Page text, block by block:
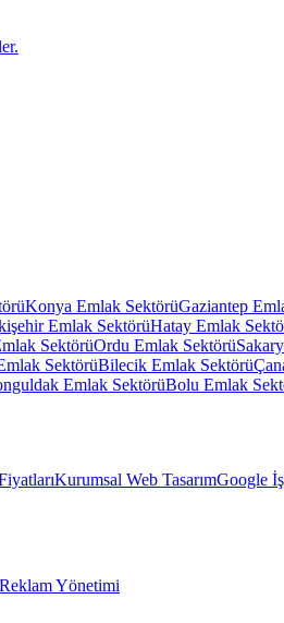
Konya Emlak SektörüGaziantep
Emlak SektörüHatay Emlak
SektörüOrdu Emlak Sektörü
SektörüBilecik Emlak Sektörü
Emlak SektörüBolu Emlak
Kurumsal Web TasarımGoogle
Reklam Yönetimi